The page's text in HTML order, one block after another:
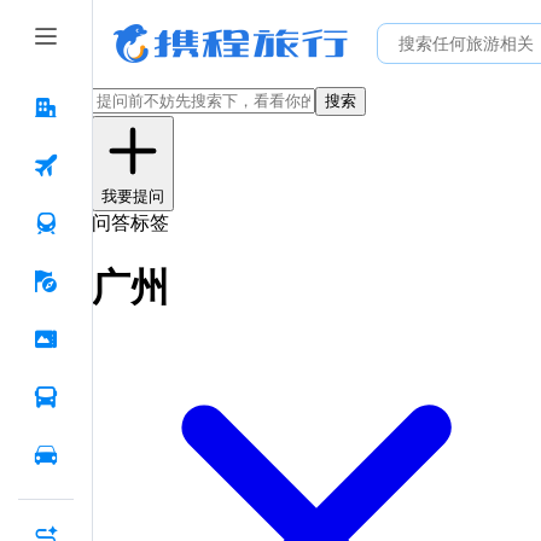
搜索
我要提问
问答标签
广州